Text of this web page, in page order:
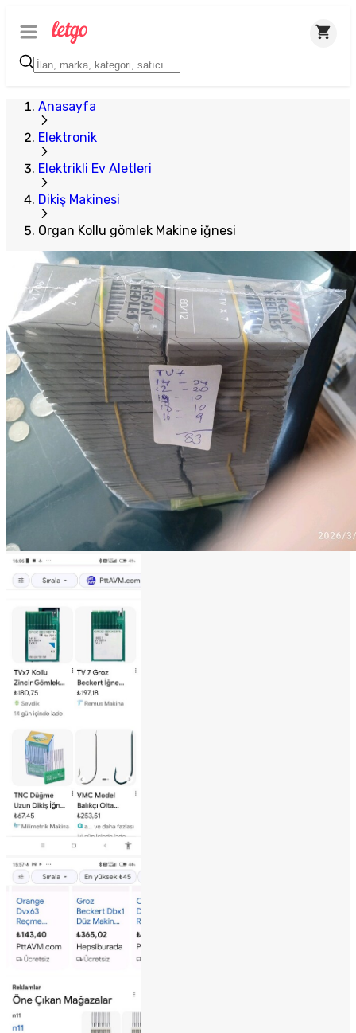
Anasayfa
Elektronik
Elektrikli Ev Aletleri
Dikiş Makinesi
Organ Kollu gömlek Makine iğnesi